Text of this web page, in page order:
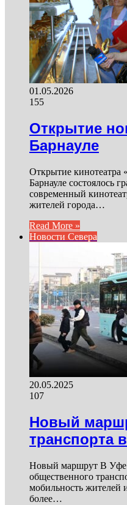
01.05.2026
155
Открытие
Барнауле
Открытие кинотеатра
Барнауле состоялось
современный
жителей города…
Read More »
Новости Севера
20.05.2025
107
Новый
транспорта
Новый маршрут В
общественного
мобильность жителей
более…